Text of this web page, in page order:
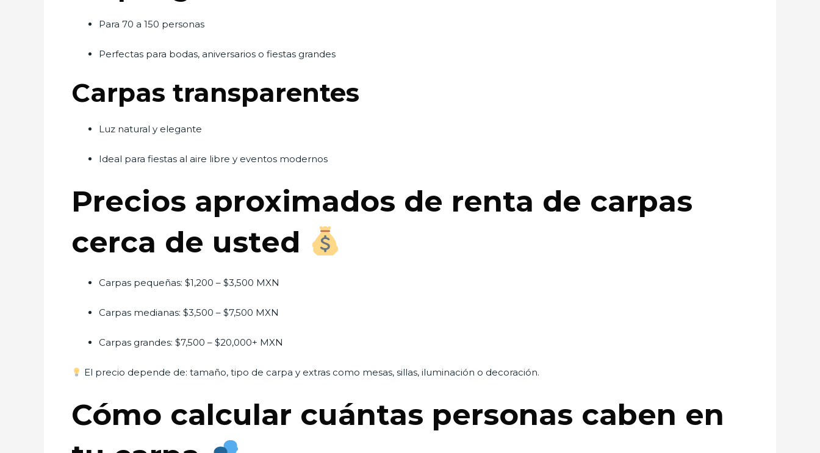
Para 70 a 150 personas
Perfectas para bodas, aniversarios o fiestas grandes
Carpas transparentes
Luz natural y elegante
Ideal para fiestas al aire libre y eventos modernos
Precios aproximados de renta de carpas
cerca de usted
Carpas pequeñas: $1,200 – $3,500 MXN
Carpas medianas: $3,500 – $7,500 MXN
Carpas grandes: $7,500 – $20,000+ MXN
El precio depende de: tamaño, tipo de carpa y extras como mesas, sillas, iluminación o decoración.
Cómo calcular cuántas personas caben en